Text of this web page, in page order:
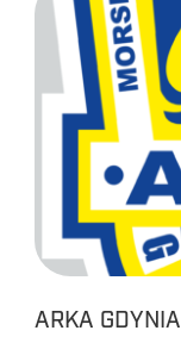
ARKA GDYNIA